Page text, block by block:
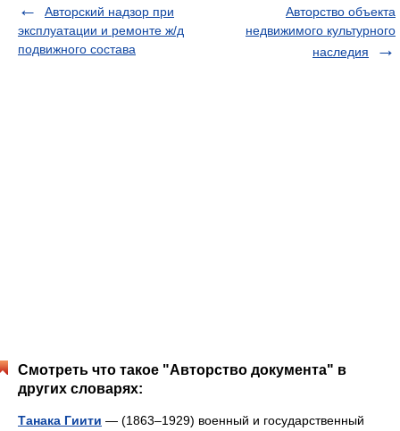
Авторский надзор при
эксплуатации и ремонте ж/д
подвижного состава
Авторство объекта
недвижимого культурного
наследия
Смотреть что такое "Авторство документа" в
других словарях:
Танака Гиити — (1863–1929) военный и государственный